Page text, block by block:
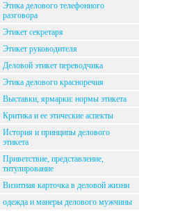
Этика делового телефонного
разговора
Этикет секретаря
Этикет руководителя
Деловой этикет переводчика
Этика делового красноречия
Выставки, ярмарки: нормы этикета
Критика и ее этические аспекты
История и принципы делового
этикета
Приветствие, представление,
титулирование
Визитная карточка в деловой жизни
одежда и манеры делового мужчины